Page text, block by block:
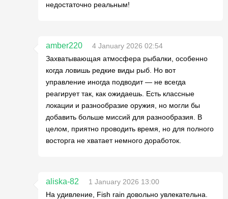
недостаточно реальным!
amber220
4 January 2026 02:54
Захватывающая атмосфера рыбалки, особенно
когда ловишь редкие виды рыб. Но вот
управление иногда подводит — не всегда
реагирует так, как ожидаешь. Есть классные
локации и разнообразие оружия, но могли бы
добавить больше миссий для разнообразия. В
целом, приятно проводить время, но для полного
восторга не хватает немного доработок.
aliska-82
1 January 2026 13:00
На удивление, Fish rain довольно увлекательна.